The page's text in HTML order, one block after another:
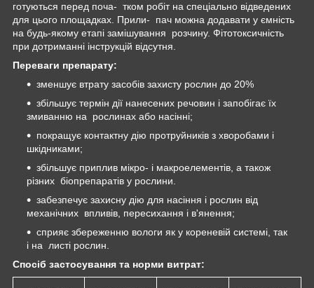
готуються перед поча- тком робіт на спеціально відведених
для цього площадках. Прили- пач можна додавати у ємність
на будь-якому етапі замішування розчину. Фітотоксичність
при дотриманні інструкцій відсутня.
Переваги препарату:
зменшує втрату засобів захисту рослин до 20%
збільшує термін дії нанесених речовин і запобігає їх
змиванню на рослинах або насінні;
покращує контактну дію протруйників з хворобами і
шкідниками;
збільшує приплив мікро- і макроелементів, а також
різних біопрепаратів у рослини.
забезпечує захисну дію для насіння і рослин від
механічних впливів, пересихання і в'янення;
сприяє збереженню вологи як у кореневій системі, так
і на листі рослин.
Спосіб застосування та норми витрат: